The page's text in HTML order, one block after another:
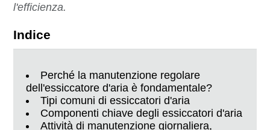
l'efficienza.
Indice
Perché la manutenzione regolare
dell'essiccatore d'aria è fondamentale?
Tipi comuni di essiccatori d'aria
Componenti chiave degli essiccatori d'aria
Attività di manutenzione giornaliera,